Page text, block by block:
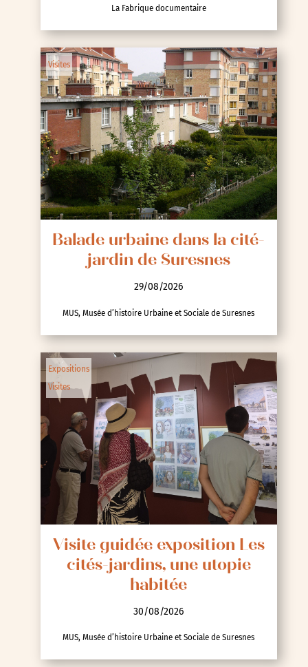
La Fabrique documentaire
Visites
Balade urbaine dans la cité-
jardin de Suresnes
29/08/2026
MUS, Musée d’histoire Urbaine et Sociale de Suresnes
Expositions
Visites
Visite guidée exposition Les
cités-jardins, une utopie
habitée
30/08/2026
MUS, Musée d’histoire Urbaine et Sociale de Suresnes